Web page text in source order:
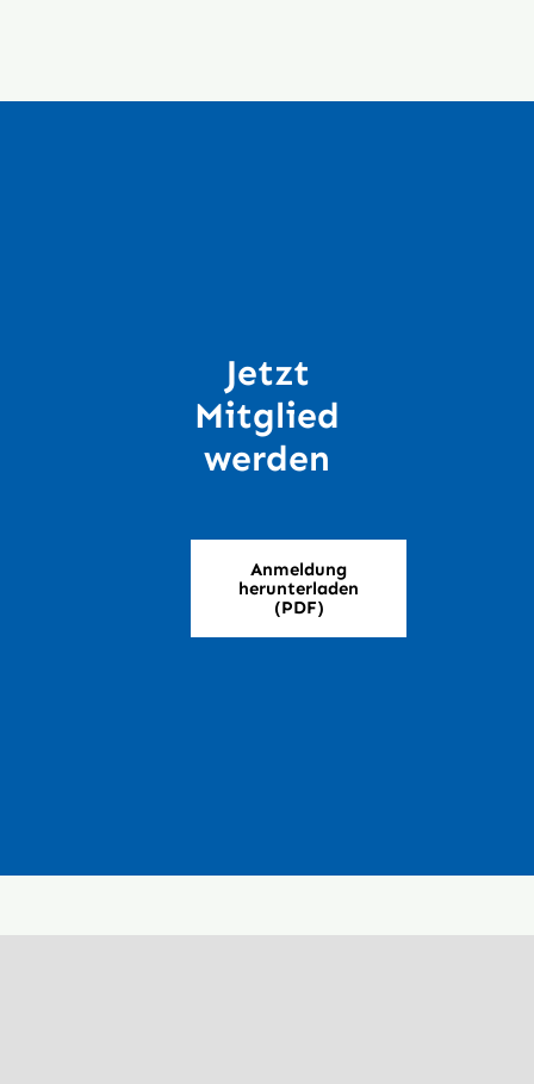
Jetzt
Mitglied
werden
Anmeldung
herunterladen
(PDF)